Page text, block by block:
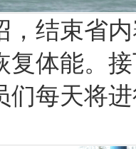
，结束省
复体能。
们每天将